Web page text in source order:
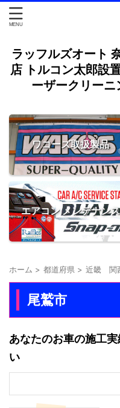
ラッフルズオート
店 トルコン太郎設
ーザークリー
ワコーズ取扱製品
エアコン メンテナンス
ホーム > 都道府県 > 近畿 関
尾鷲市
あなたのお車の施工
い